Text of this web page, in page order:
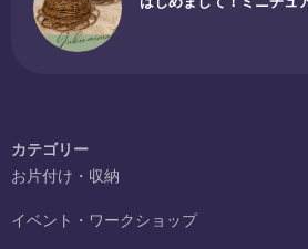
カテゴリー
お片付け・収納
イベント・ワークショップ